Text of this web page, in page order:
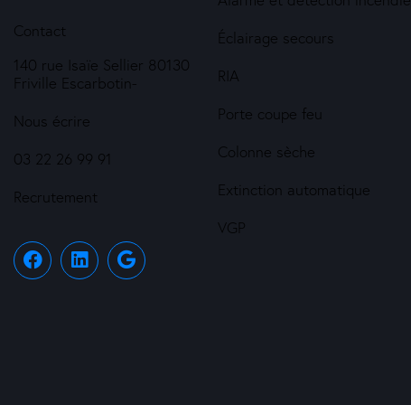
Contact
140 rue Isaïe Sellier 80130
Friville Escarbotin-
Nous écrire
03 22 26 99 91
Recrutement
Éclairage secours
RIA
Porte coupe feu
Colonne sèche
Extinction automatique
VGP